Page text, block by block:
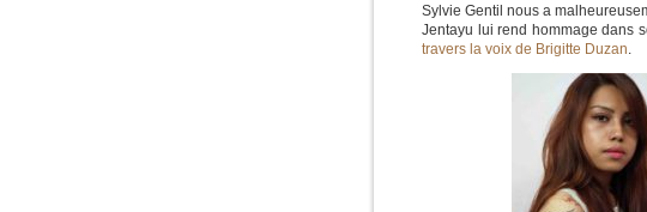
Sylvie Gentil nous a
Jentayu lui rend hommage dans
travers la voix de Brigitte Duzan.